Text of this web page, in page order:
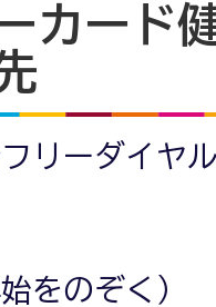
カード
リーダイヤ
をのぞく）